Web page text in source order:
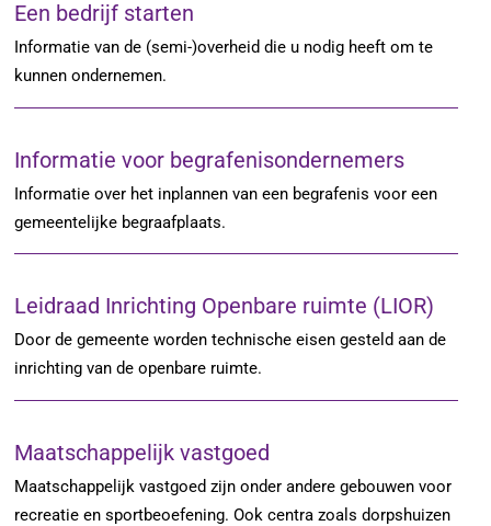
Een bedrijf starten
Informatie van de (semi-)overheid die u nodig heeft om te
kunnen ondernemen.
Informatie voor begrafenisondernemers
Informatie over het inplannen van een begrafenis voor een
gemeentelijke begraafplaats.
Leidraad Inrichting Openbare ruimte (LIOR)
Door de gemeente worden technische eisen gesteld aan de
inrichting van de openbare ruimte.
Maatschappelijk vastgoed
Maatschappelijk vastgoed zijn onder andere gebouwen voor
recreatie en sportbeoefening. Ook centra zoals dorpshuizen